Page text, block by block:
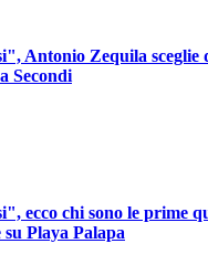
Antonio Zequila sceglie
Secondi
ecco chi sono le prime
Playa Palapa